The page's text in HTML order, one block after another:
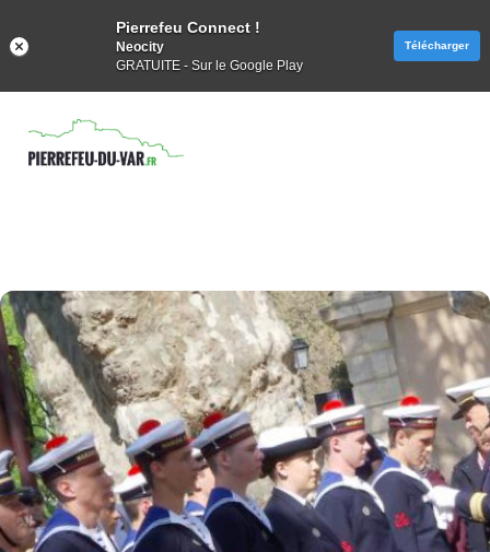
Pierrefeu Connect !
Neocity
GRATUITE - Sur le Google Play
Télécharger